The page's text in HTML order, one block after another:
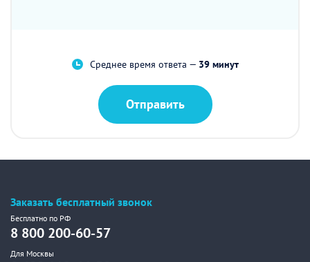
Среднее время ответа — 39 минут
Отправить
Заказать бесплатный звонок
Бесплатно по РФ
8 800 200-60-57
Для Москвы